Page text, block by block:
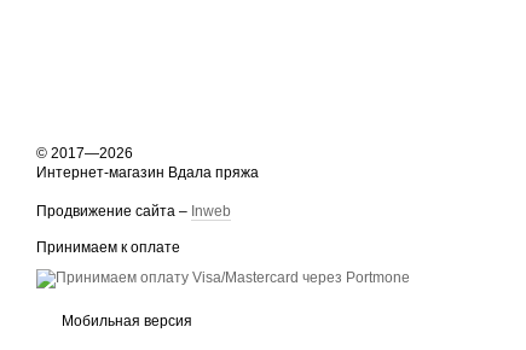
© 2017—2026
Интернет-магазин Вдала пряжа
Продвижение сайта – Inweb
Принимаем к оплате
Мобильная версия